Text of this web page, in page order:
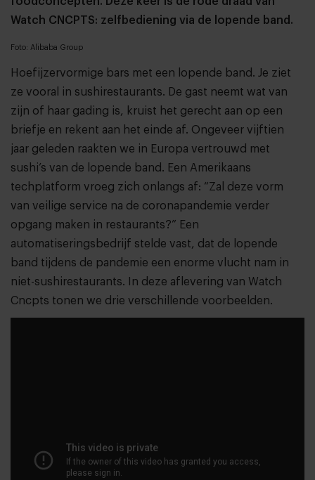
Watch CNCPTS: zelfbediening via de lopende band.
Foto: Alibaba Group
Hoefijzervormige bars met een lopende band. Je ziet
ze vooral in sushirestaurants. De gast neemt wat van
zijn of haar gading is, kruist het gerecht aan op een
briefje en rekent aan het einde af. Ongeveer vijftien
jaar geleden raakten we in Europa vertrouwd met
sushi’s van de lopende band. Een Amerikaans
techplatform vroeg zich onlangs af: “Zal deze vorm
van veilige service na de coronapandemie verder
opgang maken in restaurants?” Een
automatiseringsbedrijf stelde vast, dat de lopende
band tijdens de pandemie een enorme vlucht nam in
niet-sushirestaurants. In deze aflevering van Watch
Cncpts tonen we drie verschillende voorbeelden.